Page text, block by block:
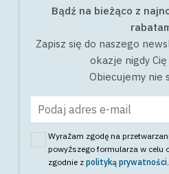
Bądź na bieżąco z
Zapisz się do naszego
okazje nigdy
Obiecujemy nie
Wyrażam zgodę na
powyższego formularza w celu
zgodnie z polityką prywatności.